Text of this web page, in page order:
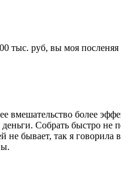
руб, вы моя
более
Собрать быстро
бывает, так я говорила